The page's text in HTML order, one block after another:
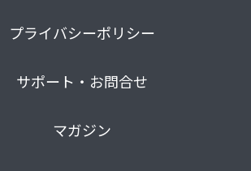
プライバシーポリシー
サポート・お問合せ
マガジン